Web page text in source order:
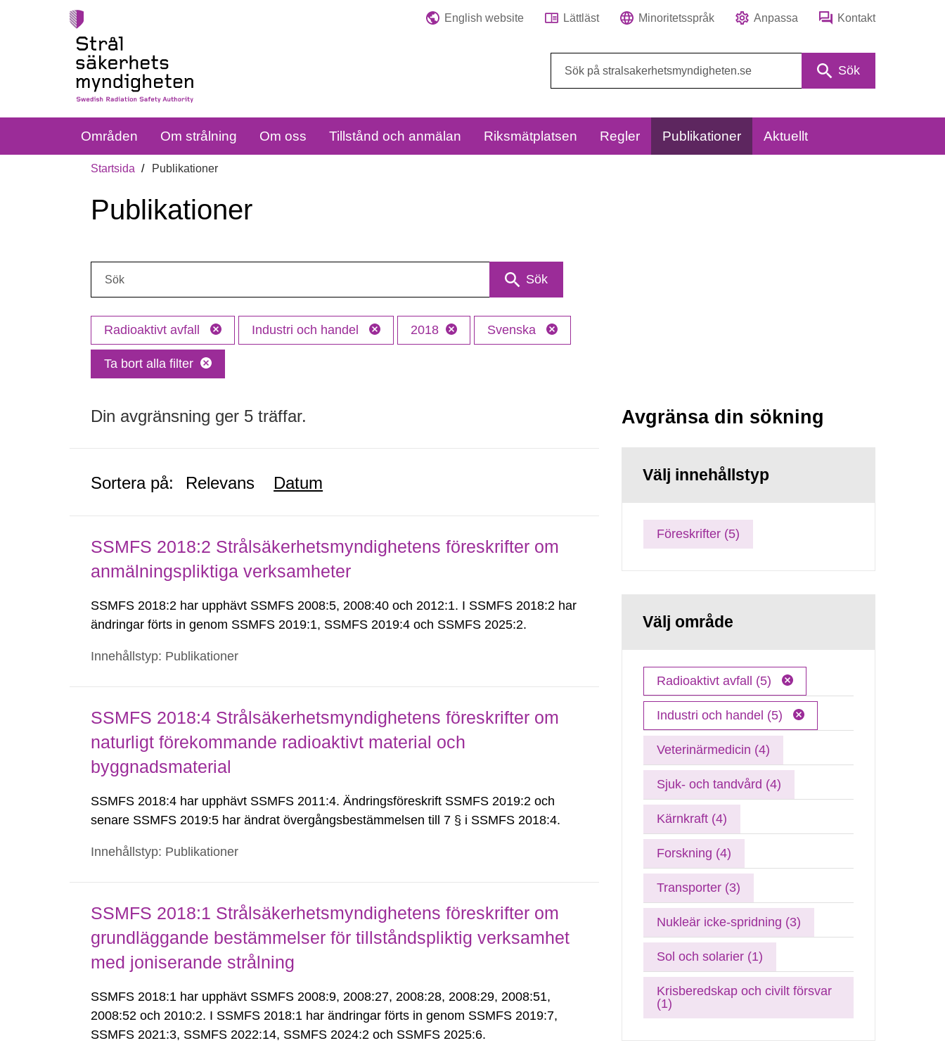
English website Lättläst Minoritetsspråk Anpassa Kontakt
Sök
Områden Om strålning Om oss Tillstånd och anmälan Riksmätplatsen Regler Publikationer Aktuellt
Startsida Publikationer
Publikationer
Sök
Radioaktivt avfall Industri och handel 2018 Svenska
Ta bort alla filter
Din avgränsning ger 5 träffar.
Sortera på: Relevans Datum
SSMFS 2018:2 Strålsäkerhetsmyndighetens föreskrifter om
anmälningspliktiga verksamheter
SSMFS 2018:2 har upphävt SSMFS 2008:5, 2008:40 och 2012:1. I SSMFS 2018:2 har
ändringar förts in genom SSMFS 2019:1, SSMFS 2019:4 och SSMFS 2025:2.
Innehållstyp: Publikationer
SSMFS 2018:4 Strålsäkerhetsmyndighetens föreskrifter om
naturligt förekommande radioaktivt material och
byggnadsmaterial
SSMFS 2018:4 har upphävt SSMFS 2011:4. Ändringsföreskrift SSMFS 2019:2 och
senare SSMFS 2019:5 har ändrat övergångsbestämmelsen till 7 § i SSMFS 2018:4.
Innehållstyp: Publikationer
SSMFS 2018:1 Strålsäkerhetsmyndighetens föreskrifter om
grundläggande bestämmelser för tillståndspliktig verksamhet
med joniserande strålning
SSMFS 2018:1 har upphävt SSMFS 2008:9, 2008:27, 2008:28, 2008:29, 2008:51,
2008:52 och 2010:2. I SSMFS 2018:1 har ändringar förts in genom SSMFS 2019:7,
SSMFS 2021:3, SSMFS 2022:14, SSMFS 2024:2 och SSMFS 2025:6.
Avgränsa din sökning
Välj innehållstyp
Föreskrifter (5)
Välj område
Radioaktivt avfall (5)
Industri och handel (5)
Veterinärmedicin (4)
Sjuk- och tandvård (4)
Kärnkraft (4)
Forskning (4)
Transporter (3)
Nukleär icke-spridning (3)
Sol och solarier (1)
Krisberedskap och civilt försvar
(1)